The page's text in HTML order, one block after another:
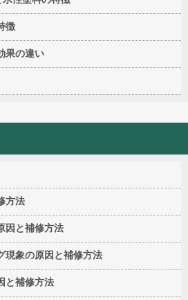
徴
果の違い
方法
因と補修方法
現象の原因と補修方法
と補修方法